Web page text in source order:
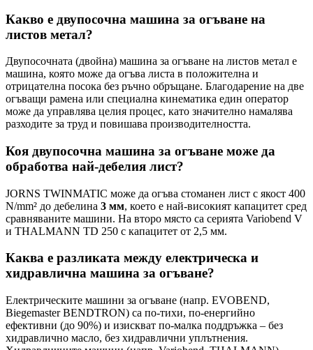
Какво е двупосочна машина за огъване на
листов метал?
Двупосочната (двойна) машина за огъване на листов метал е
машина, която може да огъва листа в положителна и
отрицателна посока без ръчно обръщане. Благодарение на две
огъващи рамена или специална кинематика един оператор
може да управлява целия процес, като значително намалява
разходите за труд и повишава производителността.
Коя двупосочна машина за огъване може да
обработва най-дебелия лист?
JORNS TWINMATIC може да огъва стоманен лист с якост 400
N/mm² до дебелина 3 мм, което е най-високият капацитет сред
сравняваните машини. На второ място са серията Variobend V
и THALMANN TD 250 с капацитет от 2,5 мм.
Каква е разликата между електрическа и
хидравлична машина за огъване?
Електрическите машини за огъване (напр. EVOBEND,
Biegemaster BENDTRON) са по-тихи, по-енергийно
ефективни (до 90%) и изискват по-малка поддръжка – без
хидравлично масло, без хидравлични уплътнения.